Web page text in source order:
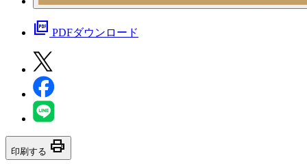
picture_as_pdf PDFダウンロード
印刷する print